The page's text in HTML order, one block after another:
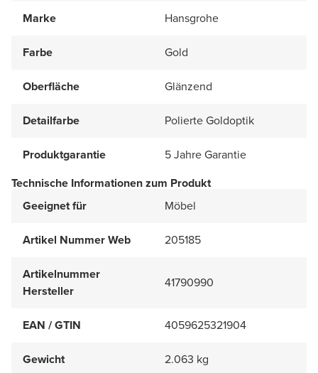
Marke
Hansgrohe
Farbe Gold
Oberfläche Glänzend
Detailfarbe Polierte Goldoptik
Produktgarantie
5 Jahre Garantie
Technische Informationen zum Produkt
Geeignet für
Möbel
Artikel Nummer Web 205185
Artikelnummer
Hersteller
41790990
EAN / GTIN 4059625321904
Gewicht 2.063 kg